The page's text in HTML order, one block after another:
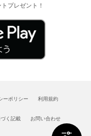
プレゼント！
ーポリシー 利用規約
く記載 お問い合わせ